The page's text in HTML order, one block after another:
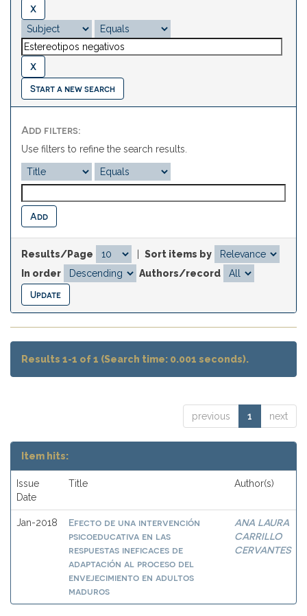
Start a new search
Add filters:
Use filters to refine the search results.
Results/Page
Sort items by
In order
Authors/record
Results 1-1 of 1 (Search time: 0.001 seconds).
previous 1 next
Item hits:
Issue
Date
Title Author(s)
Jan-2018
Efecto de una intervención
psicoeducativa en las
respuestas ineficaces de
adaptación al proceso del
envejecimiento en adultos
maduros
ANA LAURA
CARRILLO
CERVANTES